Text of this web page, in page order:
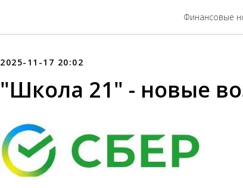
Финансовые
2025-11-17 20:02
"Школа 21" - новые